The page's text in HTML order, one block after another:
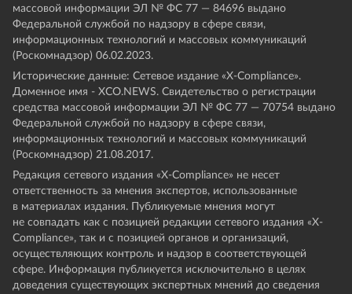
массовой информации ЭЛ № ФС 77 — 84696 выдано
Федеральной службой по надзору в сфере связи,
информационных технологий и массовых коммуникаций
(Роскомнадзор) 06.02.2023.
Исторические данные: Сетевое издание «Х-Compliance».
Доменное имя - XCO.NEWS. Свидетельство о регистрации
средства массовой информации ЭЛ № ФС 77 — 70754 выдано
Федеральной службой по надзору в сфере связи,
информационных технологий и массовых коммуникаций
(Роскомнадзор) 21.08.2017.
Редакция сетевого издания «X-Compliance» не несет
ответственность за мнения экспертов, использованные
в материалах издания. Публикуемые мнения могут
не совпадать как с позицией редакции сетевого издания «X-
Compliance», так и с позицией органов и организаций,
осуществляющих контроль и надзор в соответствующей
сфере. Информация публикуется исключительно в целях
доведения существующих экспертных мнений до сведения